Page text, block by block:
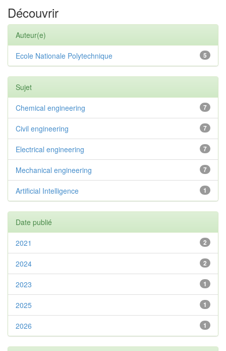
Découvrir
Auteur(e)
5
Ecole Nationale Polytechnique
Sujet
7
Chemical engineering
7
Civil engineering
7
Electrical engineering
7
Mechanical engineering
1
Artificial Intelligence
Date publié
2
2021
2
2024
1
2023
1
2025
1
2026